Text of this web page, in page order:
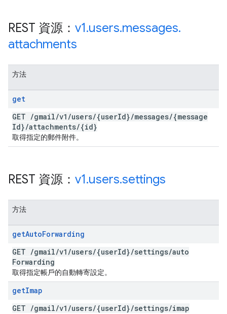
REST 資源： v1.users.messages.
attachments
方法
get
GET /gmail/v1 /users/{userId}/messages/{message
Id}/attachments/{id}
取得指定的郵件附件。
REST 資源： v1.users.settings
方法
getAutoForwarding
GET /gmail/v1 /users/{userId}/settings/auto
Forwarding
取得指定帳戶的自動轉寄設定。
getImap
GET /gmail/v1 /users/{userId}/settings/imap